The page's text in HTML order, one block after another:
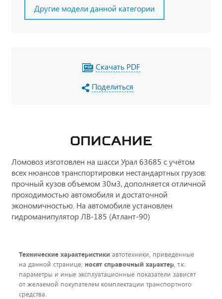
Другие модели данной категории
Скачать PDF
Поделиться
ОПИСАНИЕ
Ломовоз изготовлен на шасси Урал 63685 с учётом
всех нюансов транспортировки нестандартных грузов:
прочный кузов объемом 30м3, дополняется отличной
проходимостью автомобиля и достаточной
экономичностью. На автомобиле установлен
гидроманипулятор ЛВ-185 (Атлант-90)
Технические характеристики автотехники, приведенные
на данной странице, носят справочный характер, т.к.
параметры и иные эксплуатационные показатели зависят
от желаемой покупателем комплектации транспортного
средства.